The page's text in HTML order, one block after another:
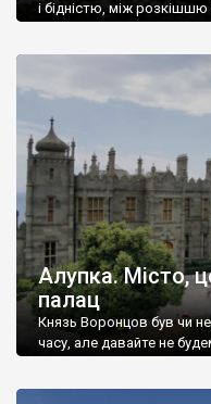
і бідністю, між розкішшю
Алупка. Місто,
палац
Князь Воронцов був чи
часу, але давайте не